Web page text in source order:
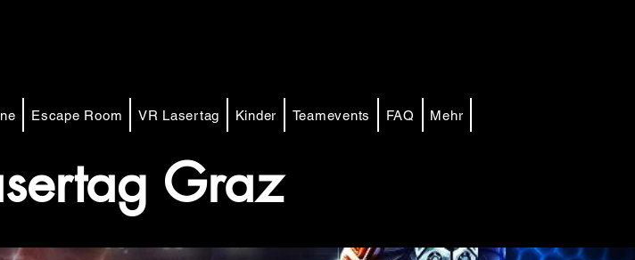
Escape Room VR Lasertag Kinder Teamevents FAQ Mehr
Graz